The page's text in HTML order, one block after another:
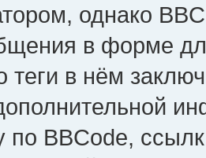
однако
в форме
теги в нём
по BBCode,